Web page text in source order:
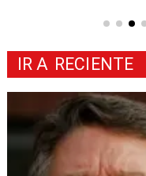
IR A RECIENTE